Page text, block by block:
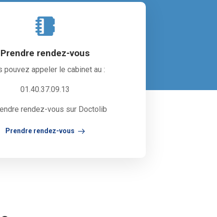
Prendre rendez-vous
pouvez appeler le cabinet au :
01.40.37.09.13
rendez-vous sur Doctolib
Prendre rendez-vous